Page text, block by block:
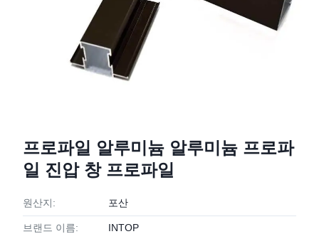
프로파일 알루미늄 알루미늄 프로파
일 진압 창 프로파일
원산지: 포산
브랜드 이름: INTOP